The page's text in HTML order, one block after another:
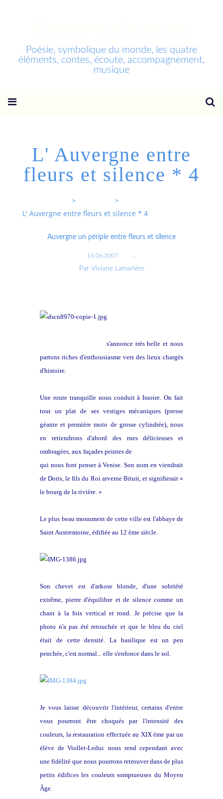
Poésie, symbolique du monde, les quatre
éléments, contes, écoute, accompagnement,
musique
L' Auvergne entre
fleurs et silence * 4
>
>
L' Auvergne entre fleurs et silence * 4
Auvergne un périple entre fleurs et silence
14.06.2007
Par Viviane Lamarlère
s'annonce très belle et nous
partons riches d'enthousiasme vers des lieux chargés
d'histoire.
Une route tranquille nous conduit à Issoire. On fait
tout un plat de ses vestiges mécaniques (presse
géante et première moto de grosse cylindrée), nous
en retiendrons d'abord des rues délicieuses et
ombragées, aux façades peintes de
qui nous font penser à Venise. Son nom en viendrait
de Doris, le fils du Roi arverne Bituit, et signifierait «
le bourg de la rivière. »
Le plus beau monument de cette ville est l'abbaye de
Saint Austremoine, édifiée au 12 ème siècle.
Son chevet est d'arkose blonde, d'une sobriété
extrême, pierre d'équilibre et de silence comme un
chant à la fois vertical et rond. Je précise que la
photo n'a pas été retouchée et que le bleu du ciel
était de cette densité. La basilique est un peu
penchée, c'est normal... elle s'enfonce dans le sol.
Je vous laisse découvrir l'intérieur, certains d'entre
vous pourront être choqués par l'intensité des
couleurs, la restauration effectuée au XIX ème par un
élève de Viollet-Leduc nous rend cependant avec
une fidélité que nous pourrons retrouver dans de plus
petits édifices les couleurs somptueuses du Moyen
Âge.